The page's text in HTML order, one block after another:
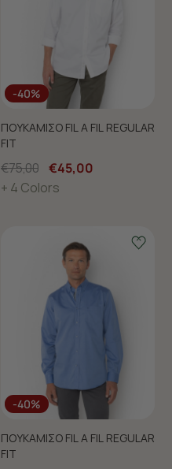
-40%
ΠΟΥΚΑΜΙΣΟ FIL A FIL REGULAR
FIT
€75,00 €45,00
+ 4 Colors
-40%
ΠΟΥΚΑΜΙΣΟ FIL A FIL REGULAR
FIT